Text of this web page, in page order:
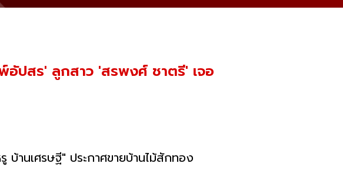
อัปสร' ลูกสาว 'สรพงศ์ ชาตรี' เจอ
านเศรษฐี" ประกาศขายบ้านไม้สักทอง